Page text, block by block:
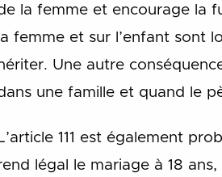
la femme et encourage la
la femme et sur l’enfant sont
Une autre
une famille et quand le
111 est également
légal le mariage à 18